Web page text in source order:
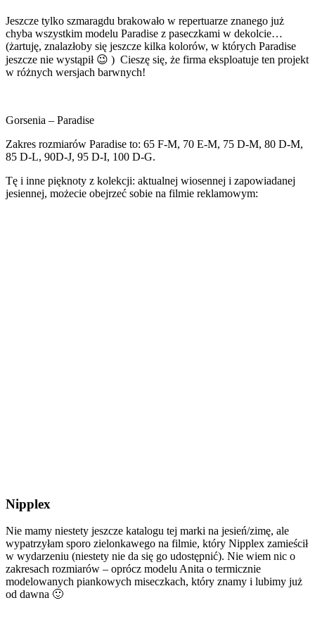
Jeszcze tylko szmaragdu brakowało w repertuarze znanego już
chyba wszystkim modelu Paradise z paseczkami w dekolcie…
(żartuję, znalazłoby się jeszcze kilka kolorów, w których Paradise
jeszcze nie wystąpił 😉 ) Cieszę się, że firma eksploatuje ten projekt
w różnych wersjach barwnych!
Gorsenia – Paradise
Zakres rozmiarów Paradise to: 65 F-M, 70 E-M, 75 D-M, 80 D-M,
85 D-L, 90D-J, 95 D-I, 100 D-G.
Tę i inne pięknoty z kolekcji: aktualnej wiosennej i zapowiadanej
jesiennej, możecie obejrzeć sobie na filmie reklamowym:
Nipplex
Nie mamy niestety jeszcze katalogu tej marki na jesień/zimę, ale
wypatrzyłam sporo zielonkawego na filmie, który Nipplex zamieścił
w wydarzeniu (niestety nie da się go udostępnić). Nie wiem nic o
zakresach rozmiarów – oprócz modelu Anita o termicznie
modelowanych piankowych miseczkach, który znamy i lubimy już
od dawna 🙂